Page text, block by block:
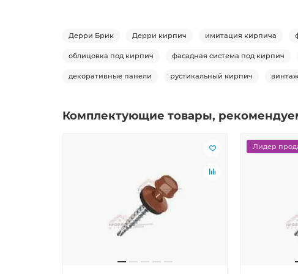
Дерри Брик Дерри кирпич имитация кирпича
облицовка под кирпич фасадная система под кирпич
декоративные панели рустикальный кирпич
Комплектующие товары,
Лидер